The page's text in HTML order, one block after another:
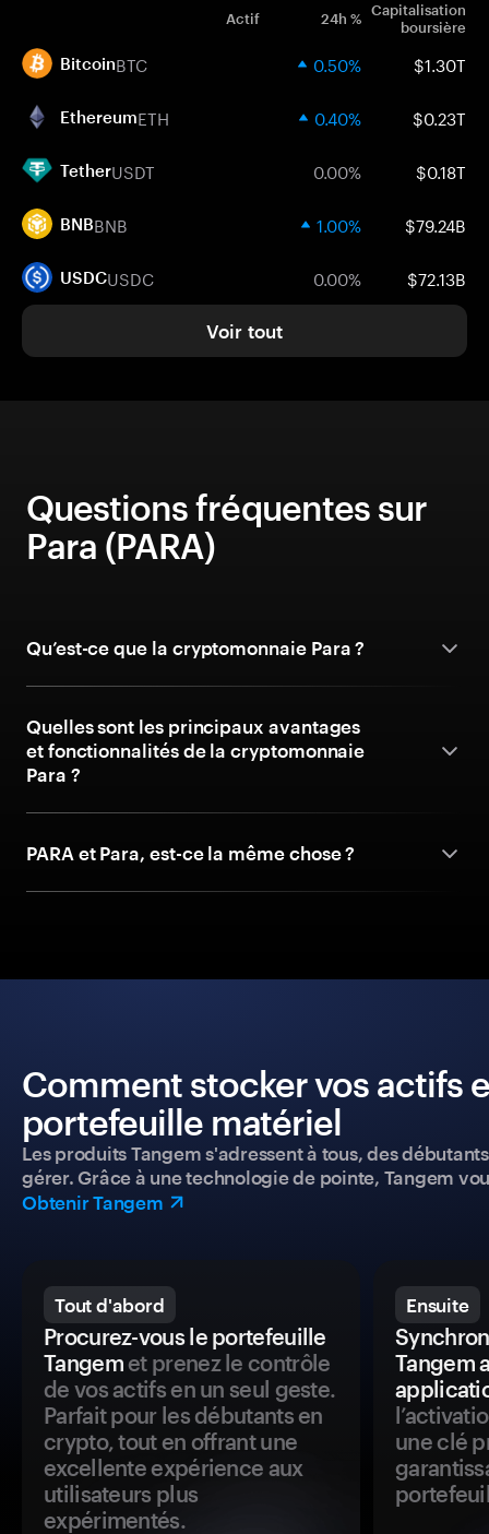
Actif 24h % Capitalisation
boursière
BitcoinBTC 0.50% $1.30T
EthereumETH 0.40% $0.23T
TetherUSDT 0.00% $0.18T
BNBBNB 1.00% $79.24B
USDCUSDC 0.00% $72.13B
Voir tout
Questions fréquentes sur
Para (PARA)
Qu’est-ce que la cryptomonnaie Para ?
Quelles sont les principaux avantages
et fonctionnalités de la cryptomonnaie
Para ?
PARA et Para, est-ce la même chose ?
Comment stocker vos actifs
portefeuille matériel
Les produits Tangem s'adressent à tous, des
gérer. Grâce à une technologie de pointe, Tangem
Obtenir Tangem
Tout d'abord
Procurez-vous le portefeuille
Tangemet prenez le contrôle
de vos actifs en un seul geste.
Parfait pour les débutants en
crypto, tout en offrant une
excellente expérience aux
utilisateurs plus
expérimentés.
Ensuite
Tangem
une clé